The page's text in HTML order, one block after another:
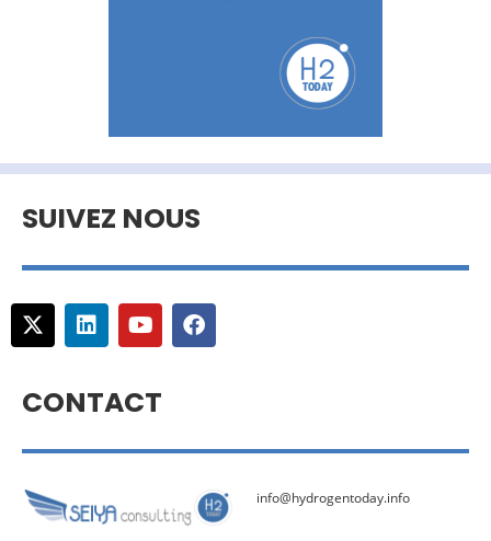
SUIVEZ NOUS
CONTACT
info@hydrogentoday.info